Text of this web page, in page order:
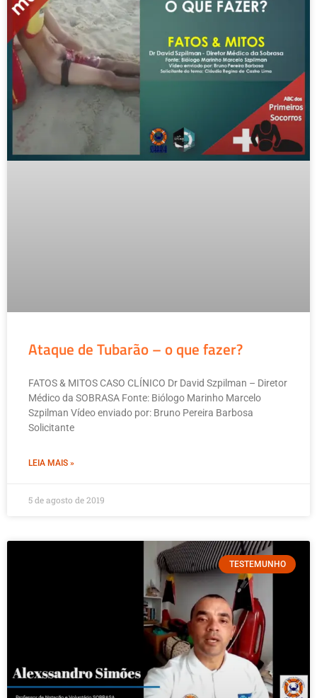
Ataque de Tubarão – o que fazer?
FATOS & MITOS CASO CLÍNICO Dr David Szpilman – Diretor
Médico da SOBRASA Fonte: Biólogo Marinho Marcelo
Szpilman Vídeo enviado por: Bruno Pereira Barbosa
Solicitante
LEIA MAIS »
5 de agosto de 2019
TESTEMUNHO